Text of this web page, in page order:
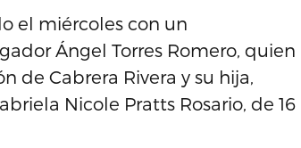
el miércoles con un
Ángel Torres Romero, quien
de Cabrera Rivera y su hija,
Nicole Pratts Rosario, de 16